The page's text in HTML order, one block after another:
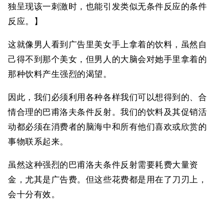
独呈现该一刺激时，也能引发类似无条件反应的条件
反应。】
这就像男人看到广告里美女手上拿着的饮料，虽然自
己得不到那个美女，但男人的大脑会对她手里拿着的
那种饮料产生强烈的渴望。
因此，我们必须利用各种各样我们可以想得到的、合
情合理的巴甫洛夫条件反射。我们的饮料及其促销活
动都必须在消费者的脑海中和所有他们喜欢或欣赏的
事物联系起来。
虽然这种强烈的巴甫洛夫条件反射需要耗费大量资
金，尤其是广告费。但这些花费都是用在了刀刃上，
会十分有效。